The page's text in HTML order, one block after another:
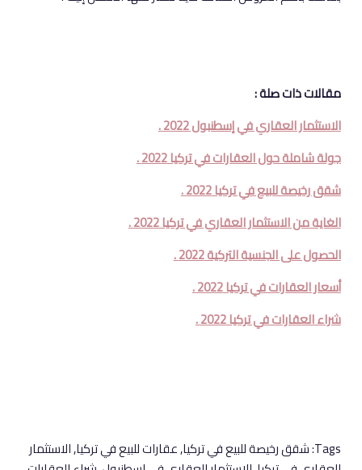
مقالات ذات صلة :
الاستثمار العقاري في إسطنبول 2022 .
جولة شاملة حول العقارات في تركيا 2022 .
شقق رخيصة للبيع في تركيا 2022 .
الغاية من الاستثمار العقاري في تركيا 2022 .
الحصول على الجنسية التركية 2022 .
أسعار العقارات في تركيا 2022 .
شراء العقارات في تركيا 2022 .
Tags: شقق رخيصة للبيع في تركيا, عقارات للبيع في تركيا, الاستثمار